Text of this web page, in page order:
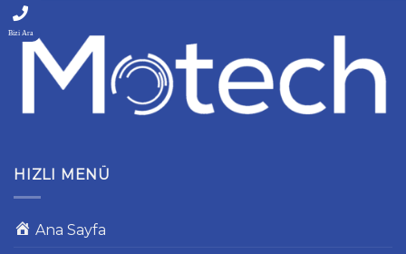
HIZLI MENÜ
Ana Sayfa
Bizi Ara